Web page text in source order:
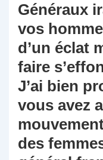
Généraux
vos
d’un éclat
faire
J’ai bien
vous avez
des